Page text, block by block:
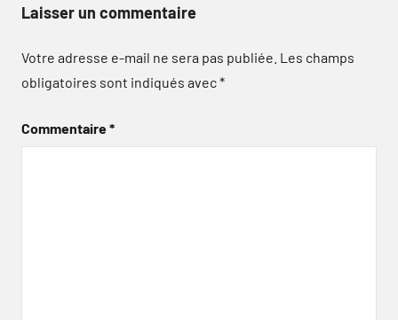
Laisser un commentaire
Votre adresse e-mail ne sera pas publiée. Les champs
obligatoires sont indiqués avec*
Commentaire*